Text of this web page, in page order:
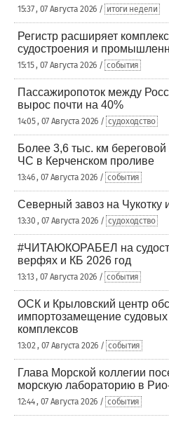
15:37 , 07 Августа 2026 / итоги недели
Регистр расширяет
судостроения и
15:15 , 07 Августа 2026 / события
Пассажиропоток между
вырос почти на 40%
14:05 , 07 Августа 2026 / судоходство
Более 3,6 тыс. км
ЧС в Керченском проливе
13:46 , 07 Августа 2026 / события
Северный завоз на Чукотку
13:30 , 07 Августа 2026 / судоходство
#ЧИТАЮКОРАБЕЛ на
верфях и КБ 2026 год
13:13 , 07 Августа 2026 / события
ОСК и Крыловский центр
импортозамещение
комплексов
13:02 , 07 Августа 2026 / события
Глава Морской коллегии
морскую лабораторию в
12:44 , 07 Августа 2026 / события